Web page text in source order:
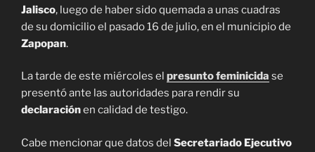
Jalisco, luego de haber sido quemada a unas cuadras
de su domicilio el pasado 16 de julio, en el municipio de
Zapopan.
La tarde de este miércoles el presunto feminicida se
presentó ante las autoridades para rendir su
declaraciónen calidad de testigo.
Cabe mencionar que datos del Secretariado Ejecutivo